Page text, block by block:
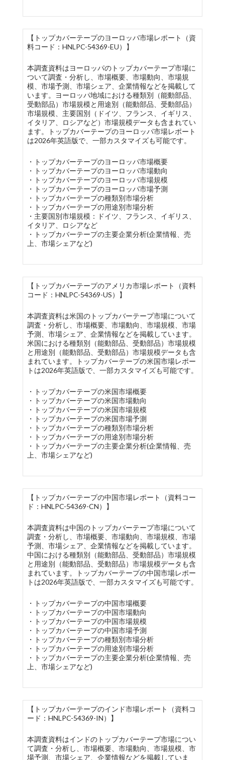
【トップカバーテープのヨーロッパ市場レポート（資
料コード：HNLPC-54369-EU）】
本調査資料はヨーロッパのトップカバーテープ市場に
ついて調査・分析し、市場概要、市場動向、市場規
模、市場予測、市場シェア、企業情報などを掲載して
います。ヨーロッパ地域における種類別（能動部品、
受動部品）市場規模と用途別（能動部品、受動部品）
市場規模、主要国別（ドイツ、フランス、イギリス、
イタリア、ロシアなど）市場規模データも含まれてい
ます。トップカバーテープのヨーロッパ市場レポート
は2026年英語版で、一部カスタマイズも可能です。
・トップカバーテープのヨーロッパ市場概要
・トップカバーテープのヨーロッパ市場動向
・トップカバーテープのヨーロッパ市場規模
・トップカバーテープのヨーロッパ市場予測
・トップカバーテープの種類別市場分析
・トップカバーテープの用途別市場分析
・主要国別市場規模：ドイツ、フランス、イギリス、
イタリア、ロシアなど
・トップカバーテープの主要企業分析(企業情報、売
上、市場シェアなど)
【トップカバーテープのアメリカ市場レポート（資料
コード：HNLPC-54369-US）】
本調査資料は米国のトップカバーテープ市場について
調査・分析し、市場概要、市場動向、市場規模、市場
予測、市場シェア、企業情報などを掲載しています。
米国における種類別（能動部品、受動部品）市場規模
と用途別（能動部品、受動部品）市場規模データも含
まれています。トップカバーテープの米国市場レポー
トは2026年英語版で、一部カスタマイズも可能です。
・トップカバーテープの米国市場概要
・トップカバーテープの米国市場動向
・トップカバーテープの米国市場規模
・トップカバーテープの米国市場予測
・トップカバーテープの種類別市場分析
・トップカバーテープの用途別市場分析
・トップカバーテープの主要企業分析(企業情報、売
上、市場シェアなど)
【トップカバーテープの中国市場レポート（資料コー
ド：HNLPC-54369-CN）】
本調査資料は中国のトップカバーテープ市場について
調査・分析し、市場概要、市場動向、市場規模、市場
予測、市場シェア、企業情報などを掲載しています。
中国における種類別（能動部品、受動部品）市場規模
と用途別（能動部品、受動部品）市場規模データも含
まれています。トップカバーテープの中国市場レポー
トは2026年英語版で、一部カスタマイズも可能です。
・トップカバーテープの中国市場概要
・トップカバーテープの中国市場動向
・トップカバーテープの中国市場規模
・トップカバーテープの中国市場予測
・トップカバーテープの種類別市場分析
・トップカバーテープの用途別市場分析
・トップカバーテープの主要企業分析(企業情報、売
上、市場シェアなど)
【トップカバーテープのインド市場レポート（資料コ
ード：HNLPC-54369-IN）】
本調査資料はインドのトップカバーテープ市場につい
て調査・分析し、市場概要、市場動向、市場規模、市
場予測、市場シェア、企業情報などを掲載していま